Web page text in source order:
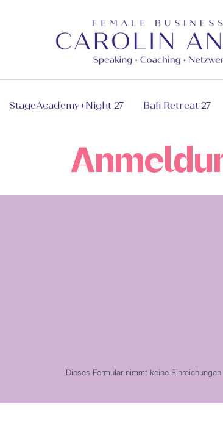
StageAcademy+Night 27 Bali Retreat 27
Dieses Formular nimmt keine Einreichungen